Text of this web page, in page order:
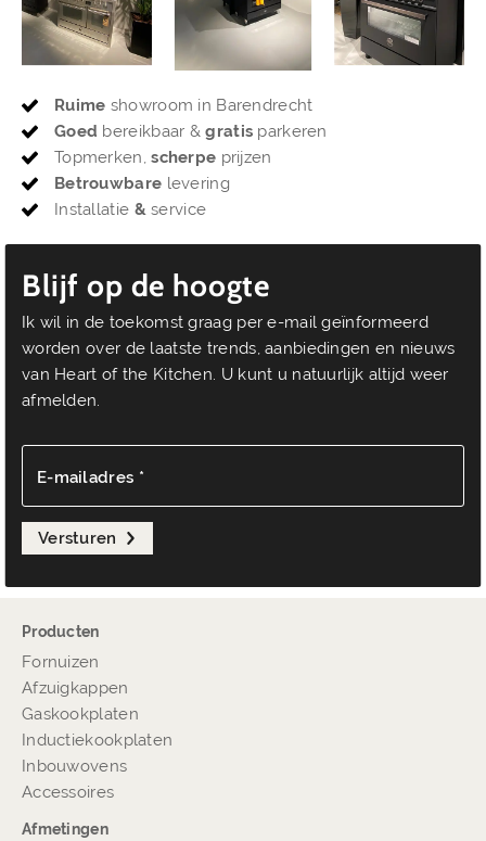
Ruime showroom in Barendrecht
Goed bereikbaar &gratis parkeren
Topmerken,scherpe prijzen
Betrouwbare levering
Installatie & service
Blijf op de hoogte
Ik wil in de toekomst graag per e-mail geïnformeerd
worden over de laatste trends, aanbiedingen en nieuws
van Heart of the Kitchen. U kunt u natuurlijk altijd weer
afmelden.
E-mailadres *
Versturen
Producten
Fornuizen
Afzuigkappen
Gaskookplaten
Inductiekookplaten
Inbouwovens
Accessoires
Afmetingen